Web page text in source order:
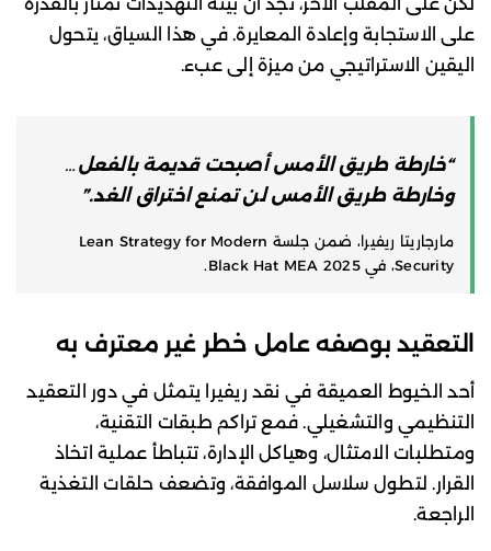
على الاستجابة وإعادة المعايرة. في هذا السياق، يتحول
اليقين الاستراتيجي من ميزة إلى عبء.
“خارطة طريق الأمس أصبحت قديمة بالفعل…
وخارطة طريق الأمس لن تمنع اختراق الغد.”
مارجاريتا ريفيرا، ضمن جلسة Lean Strategy for Modern
Security، في Black Hat MEA 2025.
التعقيد بوصفه عامل خطر غير معترف به
أحد الخيوط العميقة في نقد ريفيرا يتمثل في دور التعقيد
التنظيمي والتشغيلي. فمع تراكم طبقات التقنية،
ومتطلبات الامتثال، وهياكل الإدارة، تتباطأ عملية اتخاذ
القرار. لتطول سلاسل الموافقة، وتضعف حلقات التغذية
الراجعة.